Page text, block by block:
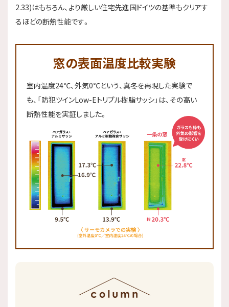
2.33)はもちろん、より厳しい住宅先進国ドイツの基準もクリアす
るほどの断熱性能です。
窓の表面温度比較実験
室内温度24℃、外気0℃という、真冬を再現した実験で
も、「防犯ツインLow-Eトリプル樹脂サッシ」は、その高い
断熱性能を実証しました。